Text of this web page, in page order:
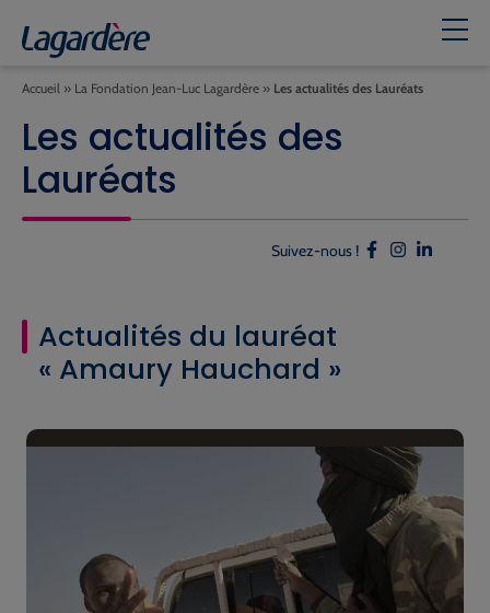
Les actualités des
Lauréats
Accueil » La Fondation Jean-Luc Lagardère » Les actualités des Lauréats
Suivez-nous !
Actualités du lauréat
« Amaury Hauchard »